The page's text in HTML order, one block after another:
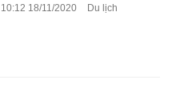
10:12 18/11/2020 Du lịch